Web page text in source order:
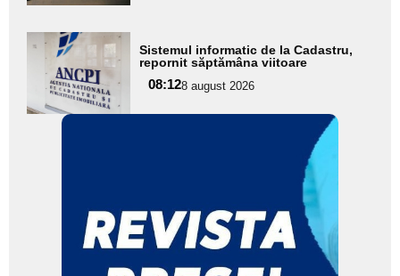
Adaugă
aici textul
pentru
subtitlu
Sistemul informatic de la Cadastru,
repornit săptămâna viitoare
08:128 august 2026